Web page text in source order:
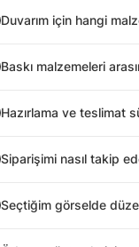
Duvarım için hangi
Baskı malzemeleri
Hazırlama ve teslimat
Siparişimi nasıl takip
Seçtiğim görselde